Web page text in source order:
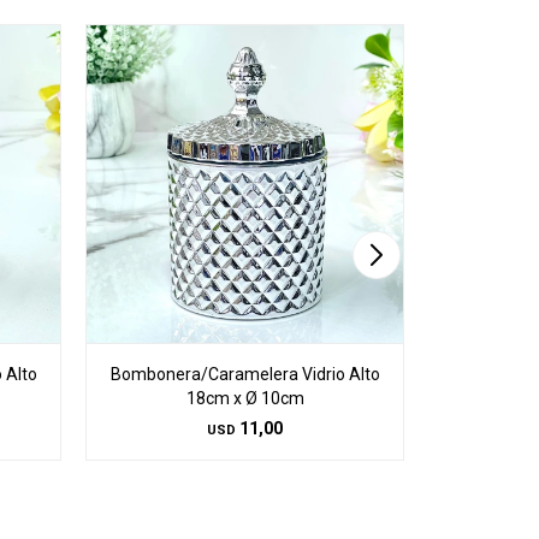
Alto
Bombonera/Caramelera Vidrio Alto
18cm x Ø 10cm
USD 11,00